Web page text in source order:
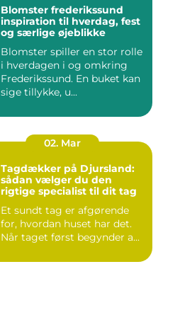
Blomster frederikssund
inspiration til hverdag, fest
og særlige øjeblikke
Blomster spiller en stor rolle
i hverdagen i og omkring
Frederikssund. En buket kan
sige tillykke, u...
02. Mar
Tagdækker på Djursland:
sådan vælger du den
rigtige specialist til dit tag
Et sundt tag er afgørende
for, hvordan huset har det.
Når taget først begynder a...